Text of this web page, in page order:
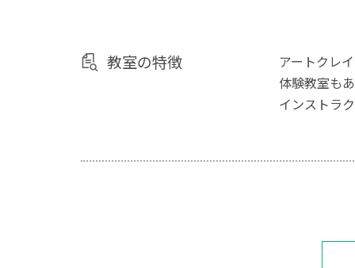
教室の特徴
アートクレ
体験教室も
インストラ